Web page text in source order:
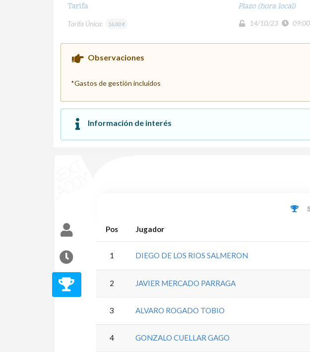
Tarifa
Tarifa Única: 16.00 €
Plazo (hora local)
14/10/23 09:00
Observaciones
*Gastos de gestión incluidos
Información de interés
Pos Jugador
1 DIEGO DE LOS RIOS SALMERON
2 JAVIER MERCADO PARRAGA
3 ALVARO ROGADO TOBIO
4 GONZALO CUELLAR GAGO